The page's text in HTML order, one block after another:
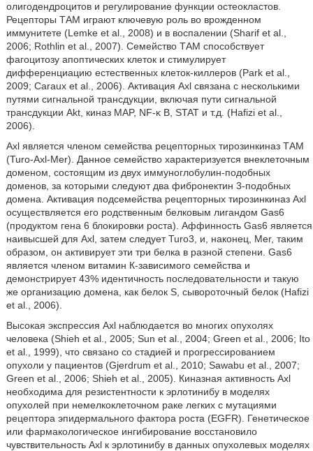
олигодендроцитов и регулирование функции остеокластов.
Рецепторы ТАМ играют ключевую роль во врожденном
иммунитете (Lemke et al., 2008) и в воспалении (Sharif et al.,
2006; Rothlin et al., 2007). Семейство ТАМ способствует
фагоцитозу апоптических клеток и стимулирует
дифференциацию естественных клеток-киллеров (Park et al.,
2009; Caraux et al., 2006). Активация Axl связана с несколькими
путями сигнальной трансдукции, включая пути сигнальной
трансдукции Akt, киназ MAP, NF-κ В, STAT и т.д. (Hafizi et al.,
2006).
Axl является членом семейства рецепторных тирозинкиназ ТАМ
(Turo-Axl-Mer). Данное семейство характеризуется внеклеточным
доменом, состоящим из двух иммуноглобулин-подобных
доменов, за которыми следуют два фибронектин 3-подобных
домена. Активация подсемейства рецепторных тирозинкиназ Axl
осуществляется его родственным белковым лигандом Gas6
(продуктом гена 6 блокировки роста). Аффинность Gas6 является
наивысшей для Axl, затем следует Turo3, и, наконец, Mer, таким
образом, он активирует эти три белка в разной степени. Gas6
является членом витамин К-зависимого семейства и
демонстрирует 43% идентичность последовательности и такую
же организацию домена, как белок S, сывороточный белок (Hafizi
et al., 2006).
Высокая экспрессия Axl наблюдается во многих опухолях
человека (Shieh et al., 2005; Sun et al., 2004; Green et al., 2006; Ito
et al., 1999), что связано со стадией и прогрессированием
опухоли у пациентов (Gjerdrum et al., 2010; Sawabu et al., 2007;
Green et al., 2006; Shieh et al., 2005). Киназная активность Axl
необходима для резистентности к эрлотинибу в моделях
опухолей при немелкоклеточном раке легких с мутациями
рецептора эпидермального фактора роста (EGFR). Генетическое
или фармакологическое ингибирование восстановило
чувствительность Axl к эрлотинибу в данных опухолевых моделях